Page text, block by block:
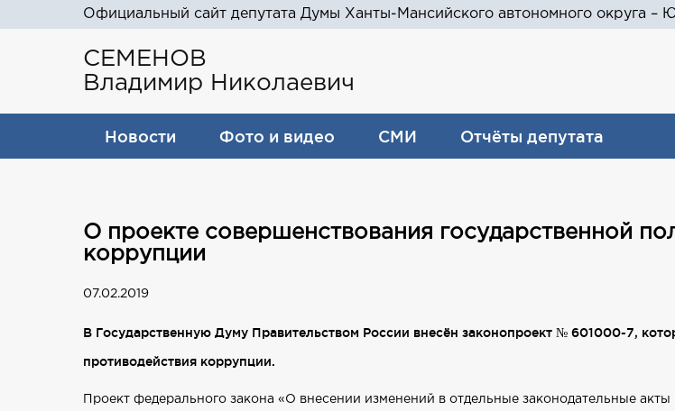
Официальный сайт депутата Думы Ханты-Мансийского автономного округа –
СЕМЕНОВ
Владимир Николаевич
Новости Фото и видео СМИ Отчёты депутата
О проекте совершенствования государственной
коррупции
07.02.2019
В Государственную Думу Правительством России внесён законопроект № 601000-7,
противодействия коррупции.
Проект федерального закона «О внесении изменений в отдельные законодательные